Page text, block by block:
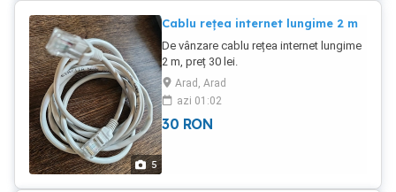
5
Cablu rețea internet lungime 2 m
De vânzare cablu rețea internet lungime
2 m, preț 30 lei.
Arad, Arad
azi 01:02
30 RON